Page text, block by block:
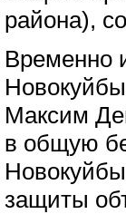
района),
Временно
Максим
в общую
защиты